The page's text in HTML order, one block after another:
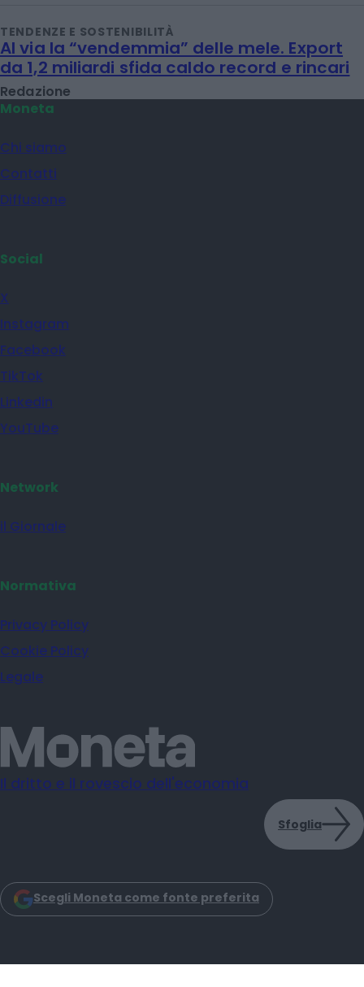
TENDENZE E SOSTENIBILITÀ
Al via la “vendemmia” delle mele. Export
da 1,2 miliardi sfida caldo record e rincari
Redazione
Moneta
Chi siamo
Contatti
Diffusione
Social
X
Instagram
Facebook
TikTok
Linkedin
YouTube
Network
il Giornale
Normativa
Privacy Policy
Cookie Policy
Legale
Il dritto e il rovescio dell'economia
Sfoglia
Scegli Moneta come fonte preferita